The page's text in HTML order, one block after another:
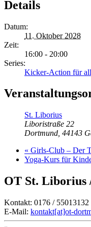
Details
Datum:
11. Oktober 2028
Zeit:
16:00 - 20:00
Series:
Kicker-Action für
St. Liborius
Liboristraße 22
Dortmund 44143
« Girls-Club – Der
Yoga-Kurs für
OT St. Liborius
Kontakt: 0176 / 55013132
E-Mail: kontakt[at]ot-